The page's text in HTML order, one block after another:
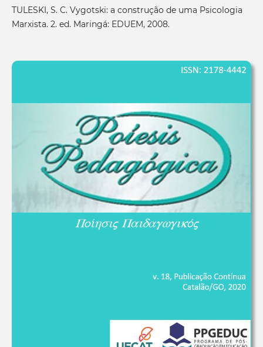
TULESKI, S. C. Vygotski: a construção de uma Psicologia
Marxista. 2. ed. Maringá: EDUEM, 2008.